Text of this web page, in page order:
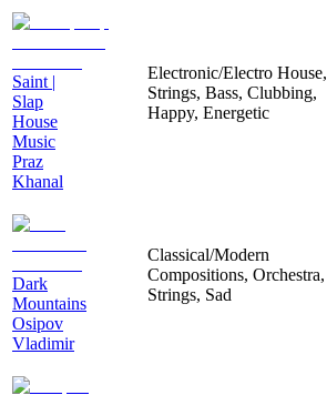
Saint |
Slap
House
Music
Praz
Khanal
Electronic/Electro House,
Strings, Bass, Clubbing,
Happy, Energetic
Dark
Mountains
Osipov
Vladimir
Classical/Modern
Compositions, Orchestra,
Strings, Sad